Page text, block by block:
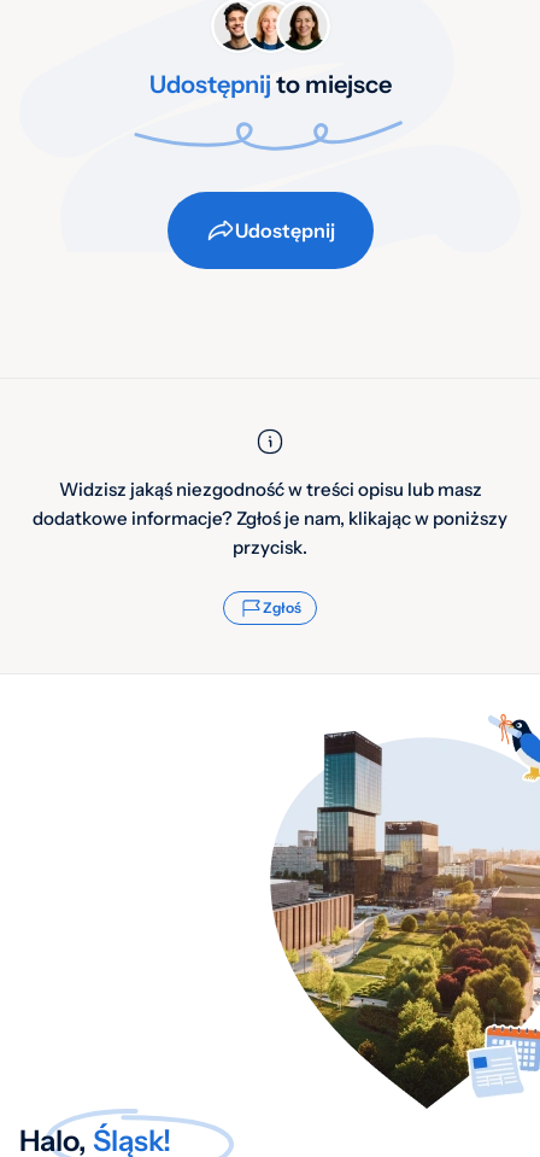
Udostępnij to miejsce
Udostępnij
Widzisz jakąś niezgodność w treści opisu lub masz
dodatkowe informacje? Zgłoś je nam, klikając w poniższy
przycisk.
Zgłoś
Halo, Śląsk!